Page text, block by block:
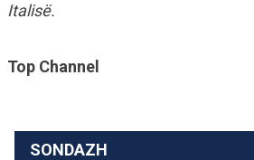
Italisë.
Top Channel
SONDAZH